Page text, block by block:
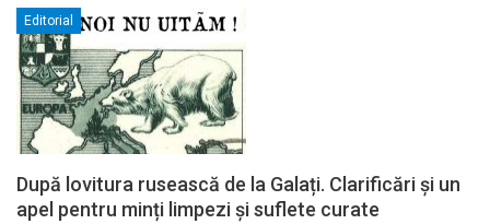
Editorial
După lovitura rusească de la Galați. Clarificări și un
apel pentru minți limpezi și suflete curate